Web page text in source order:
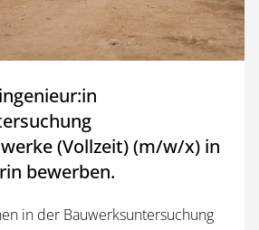
(Vollzeit) (m/w/x) in
bewerben.
in der Bauwerks­untersuchung